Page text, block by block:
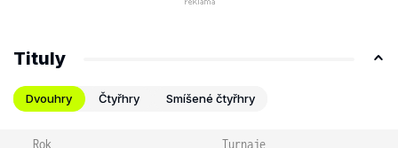
Tituly
Dvouhry Čtyřhry Smíšené čtyřhry
Rok Turnaje